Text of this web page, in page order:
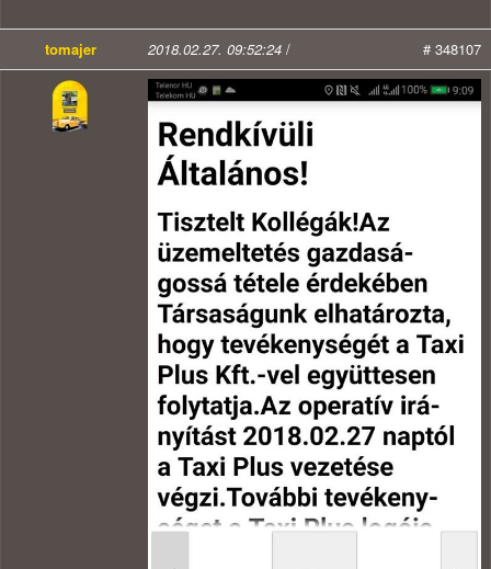
tomajer 2018.02.27. 09:52:24 / # 348107